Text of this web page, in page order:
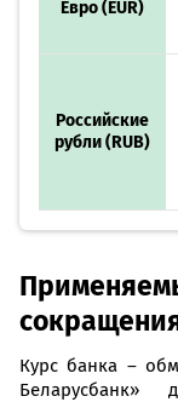
Евро (EUR)
Российские
рубли (RUB)
Курс банка –